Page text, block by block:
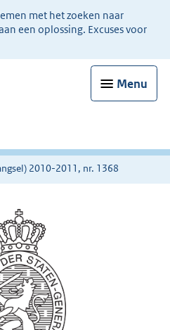
met het zoeken naar
een oplossing. Excuses voor
Menu
2010-2011, nr. 1368